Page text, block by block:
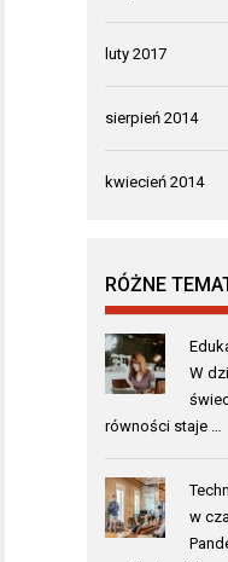
luty 2017
sierpień 2014
kwiecień 2014
RÓŻNE
W
równości staje …
w